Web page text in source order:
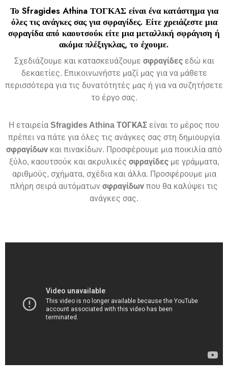
Το Sfragides Athina ΤΟΓΚΑΣείναι ένα κατάστημα για
όλες τις ανάγκες σας γιασφραγίδες. Είτε χρειάζεστε μια
σφραγίδααπό καουτσούκ είτε μια μεταλλική σφράγιση ή
ακόμα πλέξιγκλας, το έχουμε.
Σχεδιάζουμε και κατασκευάζουμε σφραγίδεςεδώ και
δεκαετίες. Επικοινωνήστε μαζί μας για να μάθετε
περισσότερα για τις δυνατότητές μας ή για να συζητήσετε
το έργο σας.
Η εταιρεία Sfragides Athina ΤΟΓΚΑΣ είναι το μέρος που
πρέπει να πάτε για όλες τις ανάγκες σας στη δημιουργία
σφραγίδων και πινακίδων. Προσφέρουμε μια ποικιλία από
ξύλο, καουτσούκ και ακρυλικές σφραγίδεςμε γράμματα,
αριθμούς, σχήματα, σχέδια και άλλα. Προσφέρουμε μια
πλήρη σειρά αυτόματων σφραγίδων που θα καλύψει τις
ανάγκες σας.